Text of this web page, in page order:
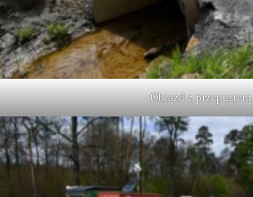
Objazd z przepustem